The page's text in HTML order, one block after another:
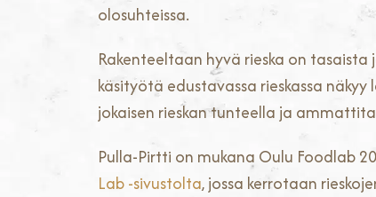
olosuhteissa.
Rakenteeltaan hyvä rieska on
käsityötä edustavassa rieskassa
jokaisen rieskan tunteella ja
Pulla-Pirtti on mukana Oulu Foodlab
Lab -sivustolta, jossa kerrotaan